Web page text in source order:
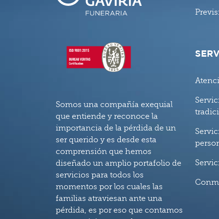
Somos una compañía exequial
que entiende y reconoce la
importancia de la pérdida de un
ser querido y es desde esta
comprensión que hemos
diseñado un amplio portafolio de
servicios para todos los
momentos por los cuales las
familias atraviesan ante una
pérdida, es por eso que contamos